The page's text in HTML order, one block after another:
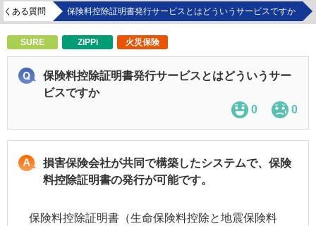
くある質問 保険料控除証明書発行サービスとはどういうサービスですか
SURE ZiPPi 火災保険
保険料控除証明書発行サービスとはどういうサー
ビスですか
0
0
損害保険会社が共同で構築したシステムで、保険
料控除証明書の発行が可能です。
保険料控除証明書（生命保険料控除と地震保険料